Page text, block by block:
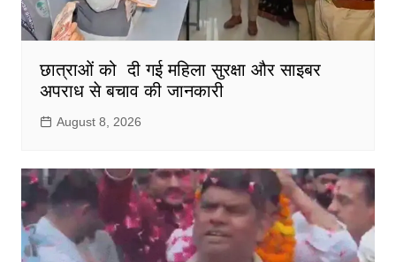
छात्राओं को दी गई महिला सुरक्षा और साइबर
अपराध से बचाव की जानकारी
August 8, 2026